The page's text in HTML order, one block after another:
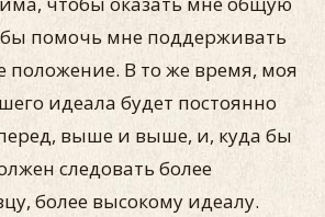
помочь мне поддерживать
положение. В то же время, моя
идеала будет постоянно
выше и выше, и, куда бы
следовать более
более высокому идеалу.